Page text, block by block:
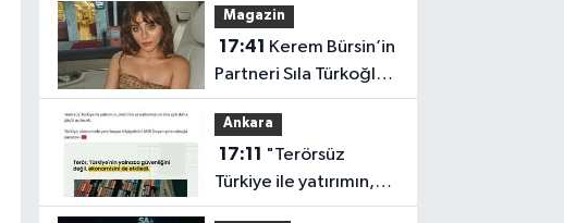
Magazin
17:41
Partneri Sıla Türkoğlu
mu Olacak?
Ankara
17:11
Türkiye ile yatırımın,
üretimin ve